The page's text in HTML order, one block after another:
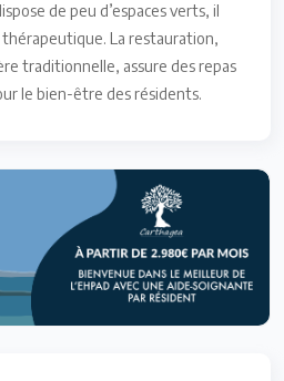
de peu d’espaces verts, il
La restauration,
traditionnelle, assure des repas
le bien-être des résidents.